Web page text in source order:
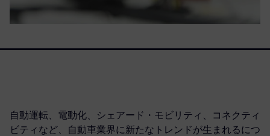
自動運転、電動化、シェアード・モビリティ、コネクティ
ビティなど、自動車業界に新たなトレンドが生まれるにつ